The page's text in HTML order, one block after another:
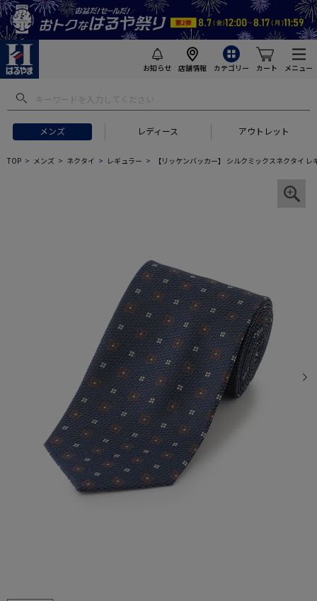
お知らせ 店舗情報 カテゴリー カート メニュー
メンズ レディース アウトレット
TOP メンズ ネクタイ レギュラー 【リッケンバッカー】 シルクミックスネクタイ